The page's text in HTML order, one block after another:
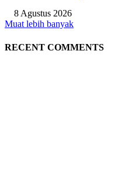
8 Agustus 2026
Muat lebih banyak
RECENT COMMENTS